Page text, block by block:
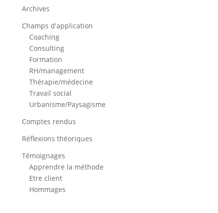
Archives
Champs d'application
Coaching
Consulting
Formation
RH/management
Thérapie/médecine
Travail social
Urbanisme/Paysagisme
Comptes rendus
Réflexions théoriques
Témoignages
Apprendre la méthode
Etre client
Hommages